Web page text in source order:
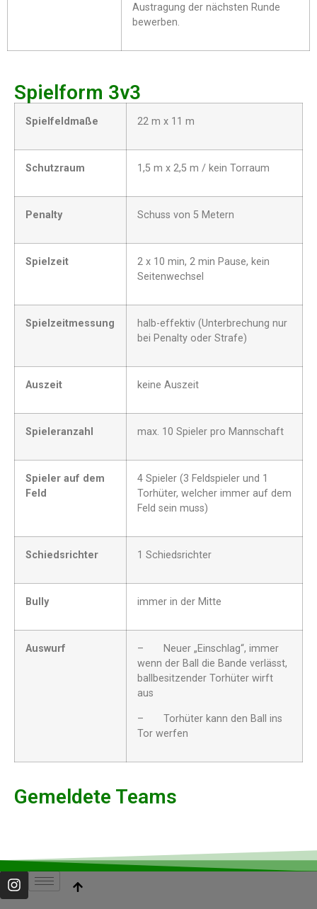
Austragung der nächsten Runde
bewerben.
Spielform 3v3
Spielfeldmaße 22 m x 11 m
Schutzraum 1,5 m x 2,5 m / kein Torraum
Penalty Schuss von 5 Metern
Spielzeit
2 x 10 min, 2 min Pause, kein
Seitenwechsel
Spielzeitmessung
halb-effektiv (Unterbrechung nur
bei Penalty oder Strafe)
Auszeit keine Auszeit
Spieleranzahl max. 10 Spieler pro Mannschaft
Spieler auf dem
Feld
4 Spieler (3 Feldspieler und 1
Torhüter, welcher immer auf dem
Feld sein muss)
Schiedsrichter 1 Schiedsrichter
Bully immer in der Mitte
Auswurf
– Neuer „Einschlag“, immer
wenn der Ball die Bande verlässt,
ballbesitzender Torhüter wirft
aus
– Torhüter kann den Ball ins
Tor werfen
Gemeldete Teams